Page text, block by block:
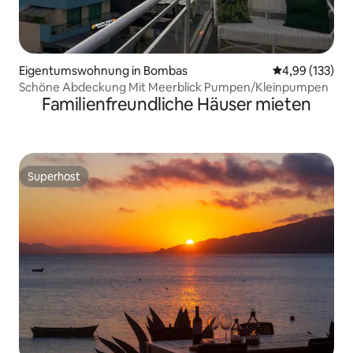
Eigentumswohnung in Bombas
4,99 (133)
Schöne Abdeckung Mit Meerblick Pumpen/Kleinpumpen
Familienfreundliche Häuser mieten
Superhost
Superhost